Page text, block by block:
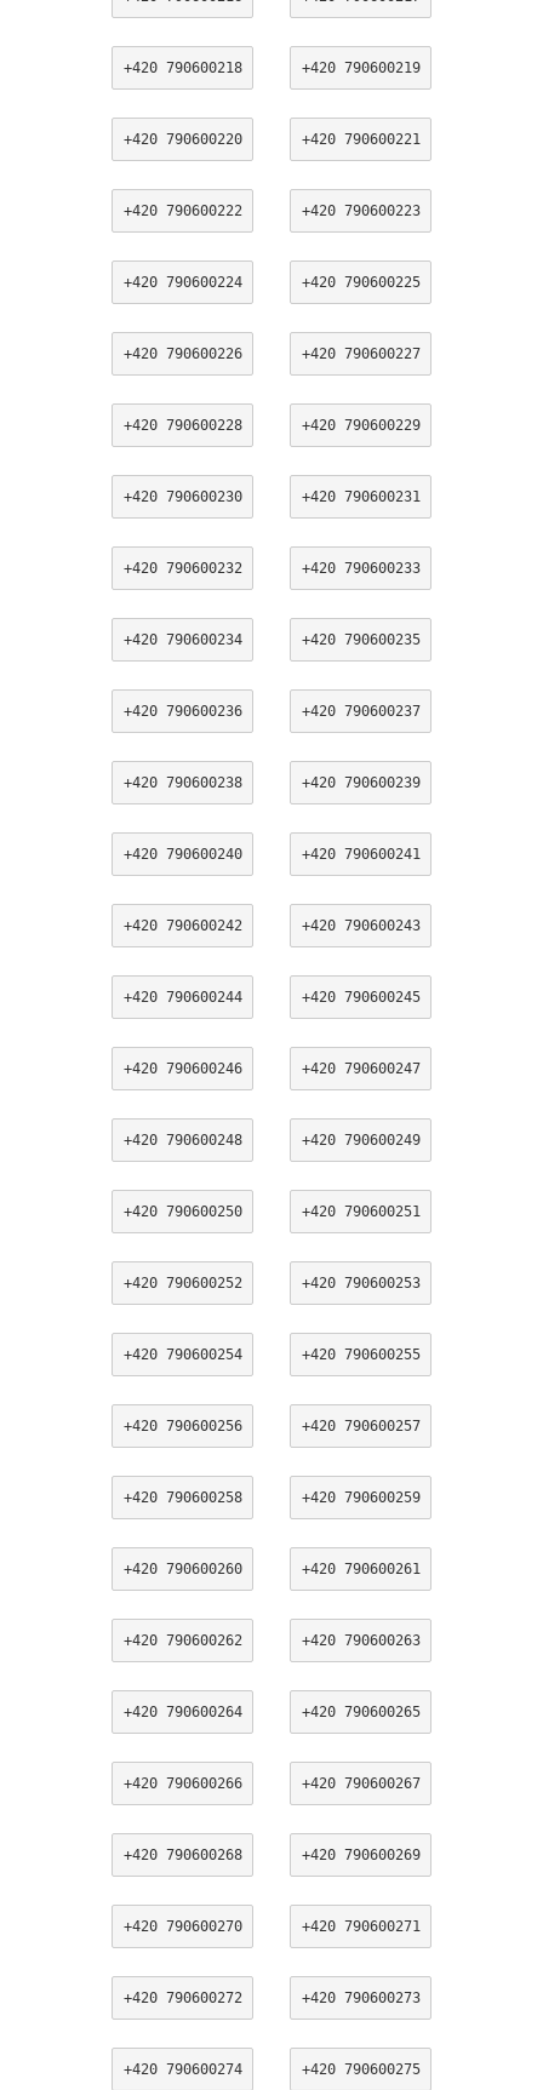
+420 790600218 +420 790600219
+420 790600220 +420 790600221
+420 790600222 +420 790600223
+420 790600224 +420 790600225
+420 790600226 +420 790600227
+420 790600228 +420 790600229
+420 790600230 +420 790600231
+420 790600232 +420 790600233
+420 790600234 +420 790600235
+420 790600236 +420 790600237
+420 790600238 +420 790600239
+420 790600240 +420 790600241
+420 790600242 +420 790600243
+420 790600244 +420 790600245
+420 790600246 +420 790600247
+420 790600248 +420 790600249
+420 790600250 +420 790600251
+420 790600252 +420 790600253
+420 790600254 +420 790600255
+420 790600256 +420 790600257
+420 790600258 +420 790600259
+420 790600260 +420 790600261
+420 790600262 +420 790600263
+420 790600264 +420 790600265
+420 790600266 +420 790600267
+420 790600268 +420 790600269
+420 790600270 +420 790600271
+420 790600272 +420 790600273
+420 790600274 +420 790600275